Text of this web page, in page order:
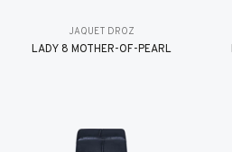
JAQUET DROZ
LADY 8 MOTHER-OF-PEARL